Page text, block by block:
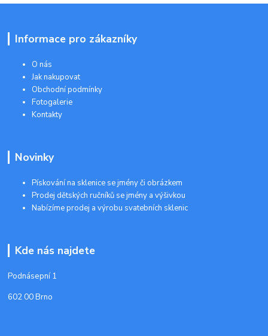
Informace pro zákazníky
O nás
Jak nakupovat
Obchodní podmínky
Fotogalerie
Kontakty
Novinky
Pískování na sklenice se jmény či obrázkem
Prodej dětských ručníků se jmény a výšivkou
Nabízíme prodej a výrobu svatebních sklenic
Kde nás najdete
Podnásepní 1
602 00 Brno